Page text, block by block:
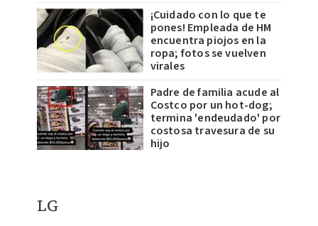
¡Cuidado con lo que te
pones! Empleada de HM
encuentra piojos en la
ropa; fotos se vuelven
virales
Padre de familia acude al
Costco por un hot-dog;
termina 'endeudado' por
costosa travesura de su
hijo
LG